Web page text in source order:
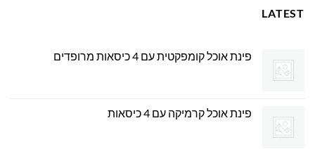
LATEST
פינת אוכל קומפקטית עם 4 כיסאות מרופדים
פינת אוכל קרמיקה עם 4 כיסאות